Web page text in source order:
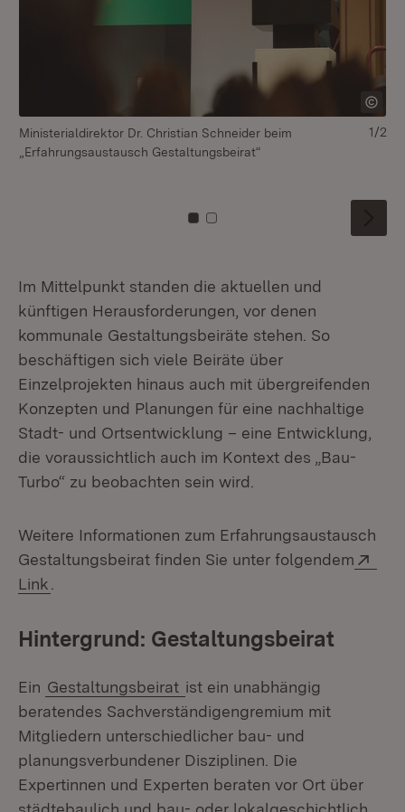
Ministerialdirektor Dr. Christian Schneider beim
„Erfahrungsaustausch Gestaltungsbeirat“
Zu Kachel: 0
Zu Kachel: 1
1/2
Im Mittelpunkt standen die aktuellen und
künftigen Herausforderungen, vor denen
kommunale Gestaltungsbeiräte stehen. So
beschäftigen sich viele Beiräte über
Einzelprojekten hinaus auch mit übergreifenden
Konzepten und Planungen für eine nachhaltige
Stadt- und Ortsentwicklung – eine Entwicklung,
die voraussichtlich auch im Kontext des „Bau-
Turbo“ zu beobachten sein wird.
Weitere Informationen zum Erfahrungsaustausch
Gestaltungsbeirat finden Sie unter folgendem
Link
Hintergrund: Gestaltungsbeirat
Ein Gestaltungsbeirat ist ein unabhängig
beratendes Sachverständigengremium mit
Mitgliedern unterschiedlicher bau- und
planungsverbundener Disziplinen. Die
Expertinnen und Experten beraten vor Ort über